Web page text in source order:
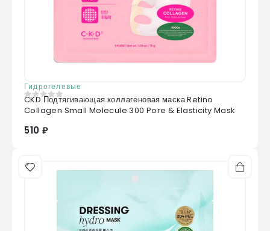
Гидрогелевые
0из 5
CKD Подтягивающая коллагеновая маска Retino
Collagen Small Molecule 300 Pore & Elasticity Mask
510 ₽